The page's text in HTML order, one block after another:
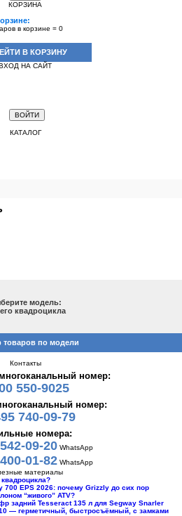
КОРЗИНА
в корзине = 0
В КОРЗИНУ
ВХОД НА САЙТ
КАТАЛОГ
модель:
квадроцикла
товаров по модели
Контакты
номер:
550-9025
номер:
740-09-79
номера:
09-20 WhatsApp
01-82 WhatsApp
материалы
700 EPS 2026: почему Grizzly до сих пор
“живого” ATV?
задний Tesseract 135 л для Segway Snarler
— герметичный, быстросъёмный, с замками